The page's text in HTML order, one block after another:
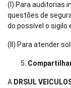
(I) Para auditorias
questões de
do possível o sigilo
(II) Para atender
A DRSUL